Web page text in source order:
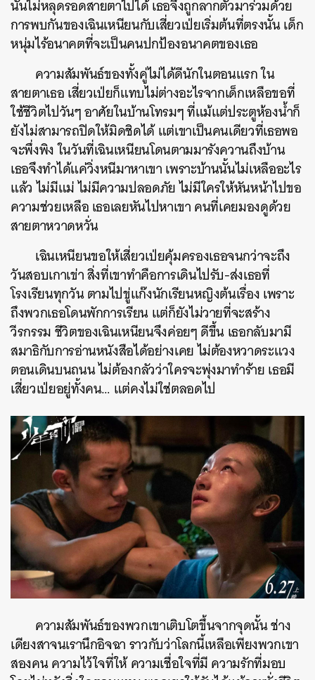
นั้นไม่หลุดรอดสายตาไปได้ เธอจึงถูกลากตัวมาร่วมด้วย
การพบกันของเฉินเหนียนกับเสี่ยวเป่ยเริ่มต้นที่ตรงนั้น เด็ก
หนุ่มไร้อนาคตที่จะเป็นคนปกป้องอนาคตของเธอ
ความสัมพันธ์ของทั้งคู่ไม่ได้ดีนักในตอนแรก ใน
สายตาเธอ เสี่ยวเป่ยก็แทบไม่ต่างอะไรจากเด็กเหลือขอที่
ใช้ชีวิตไปวันๆ อาศัยในบ้านโทรมๆ ที่แม้แต่ประตูห้องน้ำก็
ยังไม่สามารถปิดให้มิดชิดได้ แต่เขาเป็นคนเดียวที่เธอพอ
จะพึ่งพิง ในวันที่เฉินเหนียนโดนตามมารังควานถึงบ้าน
เธอจึงทำได้แค่วิ่งหนีมาหาเขา เพราะบ้านนั้นไม่เหลืออะไร
แล้ว ไม่มีแม่ ไม่มีความปลอดภัย ไม่มีใครให้หันหน้าไปขอ
ความช่วยเหลือ เธอเลยหันไปหาเขา คนที่เคยมองดูด้วย
สายตาหวาดหวั่น
เฉินเหนียนขอให้เสี่ยวเป่ยคุ้มครองเธอจนกว่าจะถึง
วันสอบเกาเข่า สิ่งที่เขาทำคือการเดินไปรับ-ส่งเธอที่
โรงเรียนทุกวัน ตามไปขู่แก๊งนักเรียนหญิงต้นเรื่อง เพราะ
ถึงพวกเธอโดนพักการเรียน แต่ก็ยังไม่วายที่จะสร้าง
วีรกรรม ชีวิตของเฉินเหนียนจึงค่อยๆ ดีขึ้น เธอกลับมามี
สมาธิกับการอ่านหนังสือได้อย่างเคย ไม่ต้องหวาดระแวง
ตอนเดินบนถนน ไม่ต้องกลัวว่าใครจะพุ่งมาทำร้าย เธอมี
เสี่ยวเป่ยอยู่ทั้งคน… แต่คงไม่ใช่ตลอดไป
ความสัมพันธ์ของพวกเขาเติบโตขึ้นจากจุดนั้น ช่าง
เดียงสาจนเรานึกอิจฉา ราวกับว่าโลกนี้เหลือเพียงพวกเขา
สองคน ความไว้ใจที่ให้ ความเชื่อใจที่มี ความรักที่มอบ